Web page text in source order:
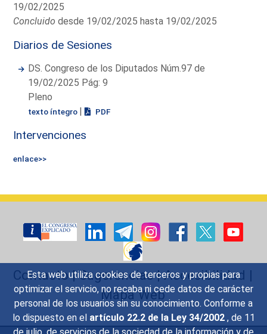
Esta web utiliza cookies de terceros y propias para
optimizar el servicio, no recaba ni cede datos de carácter
personal de los usuarios sin su conocimiento. Conforme a
lo dispuesto en el artículo 22.2 de la Ley 34/2002 , de 11
19/02/2025
Concluido desde 19/02/2025 hasta 19/02/2025
Diarios de Sesiones
DS. Congreso de los Diputados Núm.97 de
19/02/2025 Pág: 9
Pleno
texto íntegro | PDF
Intervenciones
enlace>>
Contacto|Sugerencias|Accesibilidad |
Mapa Web